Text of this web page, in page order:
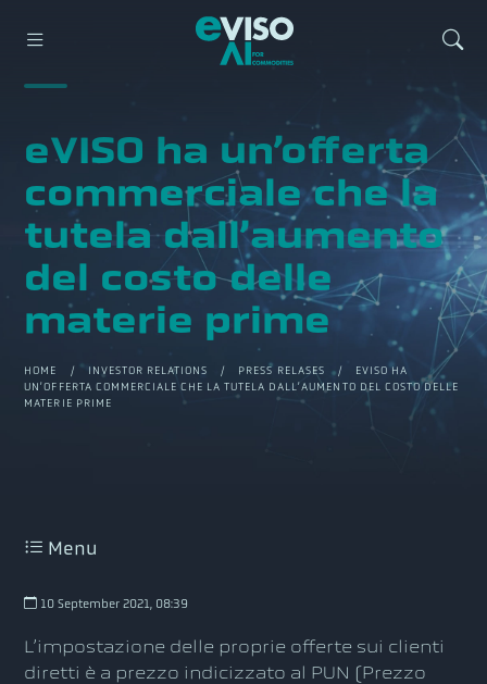
eVISO ha un’offerta
commerciale che la
tutela dall’aumento
del costo delle
materie prime
HOME / INVESTOR RELATIONS / PRESS RELASES / EVISO HA
UN’OFFERTA COMMERCIALE CHE LA TUTELA DALL’AUMENTO DEL COSTO DELLE
MATERIE PRIME
Menu
10 September 2021, 08:39
L’impostazione delle proprie offerte sui clienti
diretti è a prezzo indicizzato al PUN (Prezzo